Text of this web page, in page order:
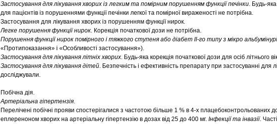
Застосування для лікування хворих із легким та помірним порушенням функції печінки. Будь-
для пацієнтів із порушеннями функції печінки легкої та помірної вираженості не потрібна.
Застосування для лікування хворих із порушенням функції нирок.
Легке порушення функції нирок. Корекція початкової дози не потрібна.
Порушення функції нирок помірного і тяжкого ступеня або діабет ІІ-го типу з мікро
«Протипоказання» і «Особливості застосування»).
Застосування для лікування літніх хворих. Будь-яка корекція початкової дози для осіб літнього
Застосування для лікування дітей. Безпечність і ефективність препарату при застосуванні для
досліджували.
Побічна дія.
Артеріальна гіпертензія.
Перелічені побічні прояви спостерігалися з частотою більше 1 % в 4-х плацебоконтрольованих
еплереноном хворих на артеріальну гіпертензію в дозах від 25 до 400 мг. Інфекції та інвазії.